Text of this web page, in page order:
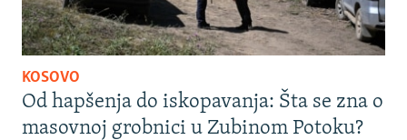
KOSOVO
Od hapšenja do iskopavanja: Šta se zna o
masovnoj grobnici u Zubinom Potoku?